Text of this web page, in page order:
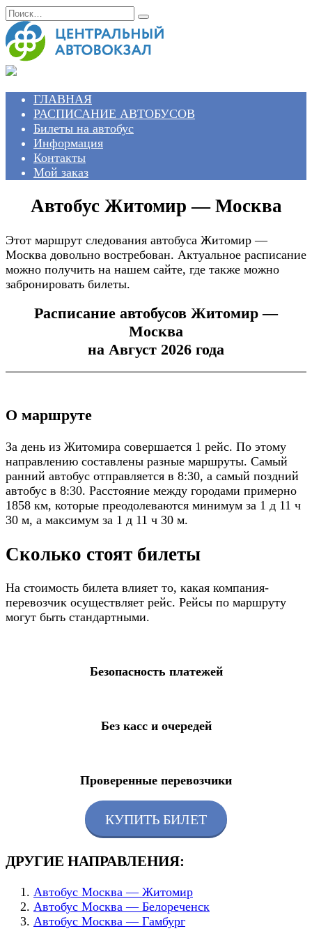
Перейти
к
содержанию
Search
for:
ГЛАВНАЯ
РАСПИСАНИЕ АВТОБУСОВ
Билеты на автобус
Информация
Контакты
Мой заказ
Автобус Житомир — Москва
Этот маршрут следования автобуса Житомир —
Москва довольно востребован. Актуальное расписание
можно получить на нашем сайте, где также можно
забронировать билеты.
Расписание автобусов Житомир —
Москва
на Август 2026 года
О маршруте
За день из Житомира совершается 1 рейс. По этому
направлению составлены разные маршруты. Самый
ранний автобус отправляется в 8:30, а самый поздний
автобус в 8:30. Расстояние между городами примерно
1858 км, которые преодолеваются минимум за 1 д 11 ч
30 м, а максимум за 1 д 11 ч 30 м.
Сколько стоят билеты
На стоимость билета влияет то, какая компания-
перевозчик осуществляет рейс. Рейсы по маршруту
могут быть стандартными.
Безопасность платежей
Без касс и очередей
Проверенные перевозчики
КУПИТЬ БИЛЕТ
ДРУГИЕ НАПРАВЛЕНИЯ:
Автобус Москва — Житомир
Автобус Москва — Белореченск
Автобус Москва — Гамбург